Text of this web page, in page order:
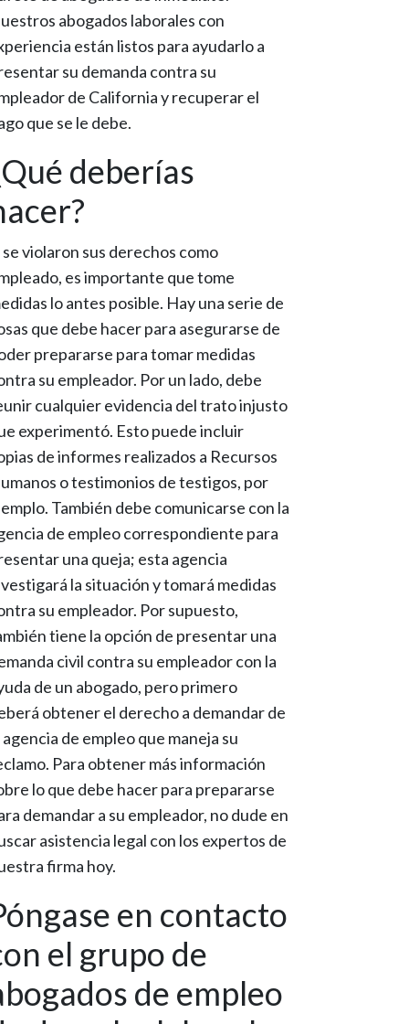
abogados laborales con
están listos para ayudarlo a
su demanda contra su
de California y recuperar el
que se le debe.
deberías
se violaron sus derechos como
es importante que tome
lo antes posible. Hay una serie de
que debe hacer para asegurarse de
prepararse para tomar medidas
su empleador. Por un lado, debe
cualquier evidencia del trato injusto
experimentó. Esto puede incluir
de informes realizados a Recursos
o testimonios de testigos, por
También debe comunicarse con la
de empleo correspondiente para
una queja; esta agencia
la situación y tomará medidas
su empleador. Por supuesto,
tiene la opción de presentar una
civil contra su empleador con la
de un abogado, pero primero
obtener el derecho a demandar de
agencia de empleo que maneja su
Para obtener más información
lo que debe hacer para prepararse
demandar a su empleador, no dude en
asistencia legal con los expertos de
firma hoy.
en contacto
el grupo de
de empleo